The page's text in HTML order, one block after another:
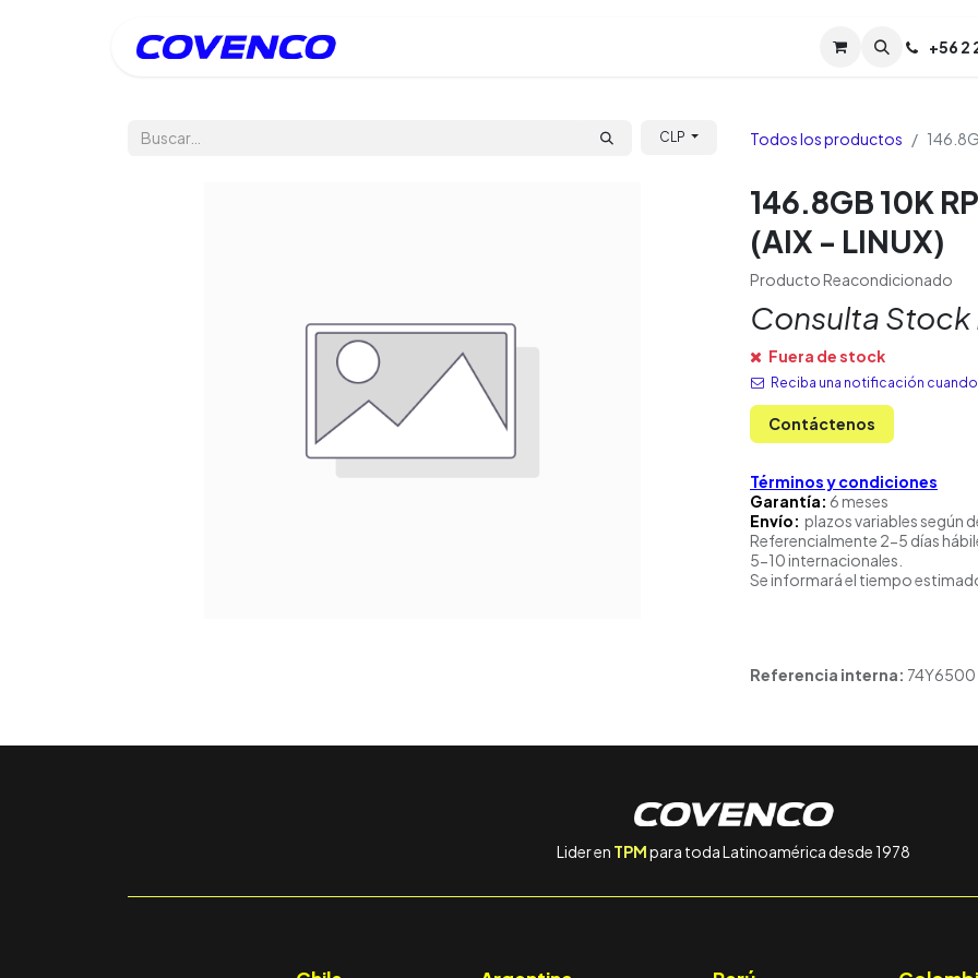
Soporte TPM (CL) +56 2
CLP Todos los productos
146.8GB 10K
(AIX - LINUX)
Producto Reacondicionado
Consulta
Fuera de stock
Reciba una notificación
Contáctenos
Términos y condiciones
Garantía: 6 meses
Envío: plazos variables según
Referencialmente 2-5 días
5-10 internacionales.
Se informará el tiempo
Referencia interna: 74Y6500
Lider en TPMpara toda Latinoamérica desde 1978